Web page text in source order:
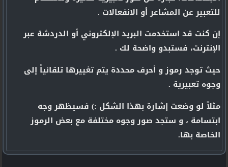
للتعبير عن المشاعر أو الانفعالات .
إن كنت قد استخدمت البريد الإلكتروني أو الدردشة عبر
الإنترنت، فستبدو واضحة لك .
حيث توجد رموز و أحرف محددة يتم تغييرها تلقائياً إلى
وجوه تعبيرية .
مثلاً لو وضعت إشارة بهذا الشكل :) فسيظهر وجه
ابتسامة ، و ستجد صور وجوه مختلفة مع بعض الرموز
الخاصة بها.